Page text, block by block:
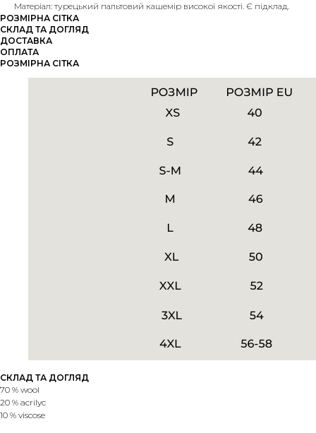
Матеріал: турецький пальтовий кашемір високої якості. Є підклад.
РОЗМІРНА СІТКА
СКЛАД ТА ДОГЛЯД
ДОСТАВКА
ОПЛАТА
РОЗМІРНА СІТКА
СКЛАД ТА ДОГЛЯД
70 % wool
20 % acrilyc
10 % viscose